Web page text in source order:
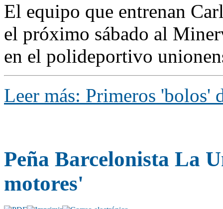
El equipo que entrenan
el próximo sábado al
en el polideportivo
Leer más: Primeros
Peña Barcelonista La
motores'